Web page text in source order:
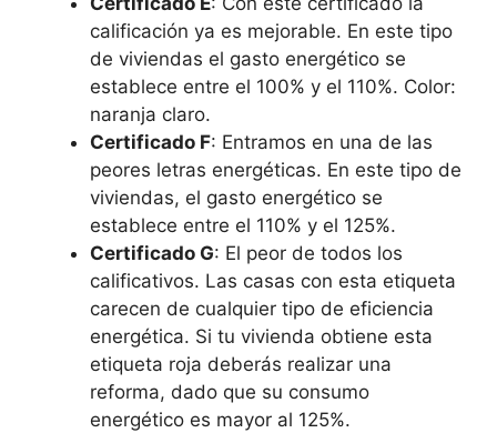
calificación ya es mejorable. En este tipo
de viviendas el gasto energético se
establece entre el 100% y el 110%. Color:
naranja claro.
Certificado F: Entramos en una de las
peores letras energéticas. En este tipo de
viviendas, el gasto energético se
establece entre el 110% y el 125%.
Certificado G: El peor de todos los
calificativos. Las casas con esta etiqueta
carecen de cualquier tipo de eficiencia
energética. Si tu vivienda obtiene esta
etiqueta roja deberás realizar una
reforma, dado que su consumo
energético es mayor al 125%.